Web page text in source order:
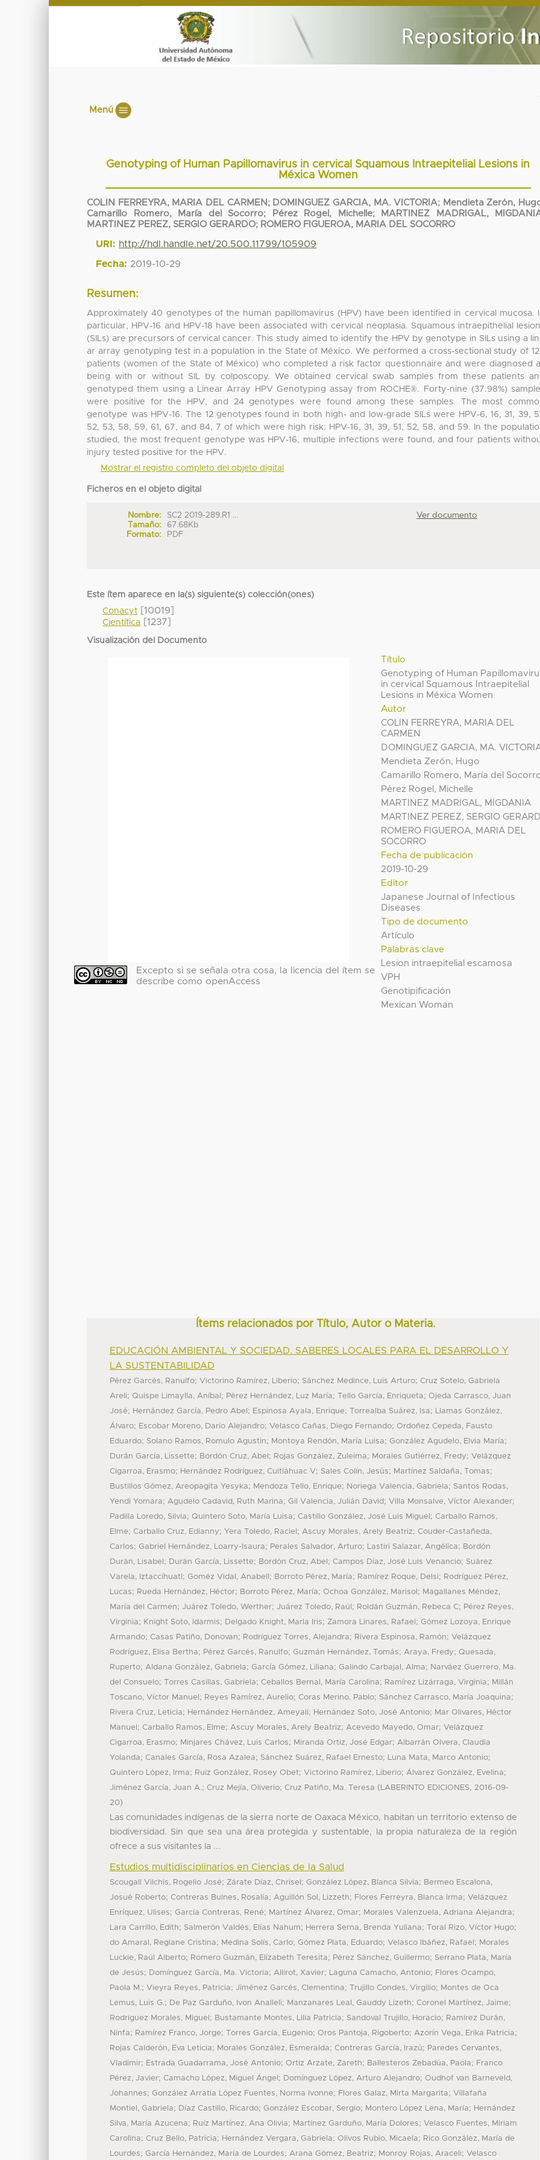
Menú
Genotyping of Human Papillomavirus in cervical Squamous Intraepitelial Lesions in
Méxica Women
COLIN FERREYRA, MARIA DEL CARMEN ; DOMINGUEZ GARCIA, MA. VICTORIA; Mendieta Zerón,
Camarillo Romero, María del Socorro; Pérez Rogel, Michelle;
MARTINEZ MADRIGAL,
MARTINEZ PEREZ, SERGIO GERARDO; ROMERO FIGUEROA, MARIA DEL SOCORRO
URI: http://hdl.handle.net/20.500.11799/105909
Fecha: 2019-10-29
Resumen:
Approximately 40 genotypes of the human papillomavirus (HPV) have been identified in cervical mucosa.
particular, HPV-16 and HPV-18 have been associated with cervical neoplasia. Squamous intraepithelial
(SILs) are precursors of cervical cancer. This study aimed to identify the HPV by genotype in SILs using a
ar array genotyping test in a population in the State of México. We performed a cross-sectional study of
patients (women of the State of México) who completed a risk factor questionnaire and were diagnosed
being with or without SIL by colposcopy. We obtained cervical swab samples from these patients
genotyped them using a Linear Array HPV Genotyping assay from ROCHE®. Forty-nine (37.98%)
were positive for the HPV, and 24 genotypes were found among these samples. The most
genotype was HPV-16. The 12 genotypes found in both high- and low-grade SILs were HPV-6, 16, 31, 39,
52, 53, 58, 59, 61, 67, and 84, 7 of which were high risk: HPV-16, 31, 39, 51, 52, 58, and 59. In the
studied, the most frequent genotype was HPV-16, multiple infections were found, and four patients
injury tested positive for the HPV.
Mostrar el registro completo del objeto digital
Ficheros en el objeto digital
Nombre:
SC2 2019-289.R1 ...
Tamaño:
67.68Kb
Formato:
PDF
Ver documento
Este ítem aparece en la(s) siguiente(s) colección(ones)
Conacyt [10019]
Científica [1237]
Visualización del Documento
Título
Genotyping of Human
in cervical Squamous Intraepitelial
Lesions in Méxica Women
Autor
COLIN FERREYRA, MARIA DEL
CARMEN
DOMINGUEZ GARCIA, MA.
Mendieta Zerón, Hugo
Camarillo Romero, María del
Pérez Rogel, Michelle
MARTINEZ MADRIGAL, MIGDANIA
MARTINEZ PEREZ, SERGIO
ROMERO FIGUEROA, MARIA DEL
SOCORRO
Fecha de publicación
2019-10-29
Editor
Japanese Journal of Infectious
Diseases
Tipo de documento
Artículo
Palabras clave
Lesion intraepitelial escamosa
VPH
Genotipificación
Mexican Woman
Excepto si se señala otra cosa, la licencia del ítem se
describe como openAccess
Ítems relacionados por Título, Autor o Materia.
EDUCACIÓN AMBIENTAL Y SOCIEDAD. SABERES LOCALES PARA EL DESARROLLO Y
LA SUSTENTABILIDAD
Pérez Garcés, Ranulfo; Victorino Ramírez, Liberio; Sánchez Medince, Luis Arturo; Cruz Sotelo, Gabriela
Areli; Quispe Limaylla, Aníbal ; Pérez Hernández, Luz María; Tello García, Enriqueta; Ojeda Carrasco, Juan
José; Hernández García, Pedro Abel ; Espinosa Ayala, Enrique; Torrealba Suárez, Isa; Llamas González,
Álvaro; Escobar Moreno, Darío Alejandro; Velasco Cañas, Diego Fernando; Ordoñez Cepeda, Fausto
Eduardo; Solano Ramos, Romulo Agustin; Montoya Rendón, María Luisa; González Agudelo, Elvia María;
Durán García, Lissette; Bordón Cruz, Abel ; Rojas González, Zuleima; Morales Gutiérrez, Fredy; Velázquez
Cigarroa, Erasmo; Hernández Rodríguez, Cuitláhuac V; Sales Colín, Jesús; Martínez Saldaña, Tomas;
Bustillos Gómez, Areopagita Yesyka; Mendoza Tello, Enrique; Noriega Valencia, Gabriela; Santos Rodas,
Yendi Yomara; Agudelo Cadavid, Ruth Marina; Gil Valencia, Julián David; Villa Monsalve, Víctor Alexander;
Padilla Loredo, Silvia; Quintero Soto, María Luisa; Castillo González, José Luis Miguel ; Carballo Ramos,
Elme; Carballo Cruz, Edianny; Yera Toledo, Raciel ; Ascuy Morales, Arely Beatriz; Couder-Castañeda,
Carlos; Gabriel Hernández, Loarry-Isaura; Perales Salvador, Arturo; Lastiri Salazar, Angélica; Bordón
Durán, Lisabel ; Durán García, Lissette; Bordón Cruz, Abel ; Campos Díaz, José Luis Venancio; Suárez
Varela, Iztaccíhuatl ; Goméz Vidal, Anabell ; Borroto Pérez, María; Ramírez Roque, Delsi; Rodríguez Pérez,
Lucas; Rueda Hernández, Héctor; Borroto Pérez, María; Ochoa González, Marisol ; Magallanes Méndez,
María del Carmen; Juárez Toledo, Werther; Juárez Toledo, Raúl ; Roldán Guzmán, Rebeca C; Pérez Reyes,
Virginia; Knight Soto, Idarmis; Delgado Knight, Marla Iris; Zamora Linares, Rafael ; Gómez Lozoya, Enrique
Armando; Casas Patiño, Donovan; Rodríguez Torres, Alejandra; Rivera Espinosa, Ramón; Velázquez
Rodríguez, Elisa Bertha; Pérez Garcés, Ranulfo; Guzmán Hernández, Tomás; Araya, Fredy; Quesada,
Ruperto; Aldana González, Gabriela; García Gómez, Liliana; Galindo Carbajal, Alma; Narváez Guerrero, Ma.
del Consuelo; Torres Casillas, Gabriela; Ceballos Bernal, María Carolina; Ramírez Lizárraga, Virginia; Millán
Toscano, Víctor Manuel ; Reyes Ramírez, Aurelio; Coras Merino, Pablo; Sánchez Carrasco, María Joaquina;
Rivera Cruz, Leticia; Hernández Hernández, Ameyali; Hernández Soto, José Antonio; Mar Olivares, Héctor
Manuel ; Carballo Ramos, Elme; Ascuy Morales, Arely Beatriz; Acevedo Mayedo, Omar; Velázquez
Cigarroa, Erasmo; Minjares Chávez, Luis Carlos; Miranda Ortiz, José Edgar; Albarrán Olvera, Claudia
Yolanda; Canales García, Rosa Azalea; Sánchez Suárez, Rafael Ernesto; Luna Mata, Marco Antonio;
Quintero López, Irma; Ruiz González, Rosey Obet; Victorino Ramírez, Liberio; Álvarez González, Evelina;
Jiménez García, Juan A.; Cruz Mejía, Oliverio; Cruz Patiño, Ma. Teresa ( LABERINTO EDICIONES, 2016-09-
20)
Las comunidades indígenas de la sierra norte de Oaxaca México, habitan un territorio extenso de
biodiversidad. Sin que sea una área protegida y sustentable, la propia naturaleza de la región
ofrece a sus visitantes la ...
Estudios multidisciplinarios en Ciencias de la Salud
Scougall Vilchis, Rogelio José; Zárate Díaz, Chrisel ; González López, Blanca Silvia; Bermeo Escalona,
Josué Roberto; Contreras Bulnes, Rosalía; Aguillón Sol, Lizzeth; Flores Ferreyra, Blanca Irma; Velázquez
Enríquez, Ulises; García Contreras, René; Martínez Álvarez, Omar; Morales Valenzuela, Adriana Alejandra;
Lara Carrillo, Edith; Salmerón Valdés, Elías Nahum; Herrera Serna, Brenda Yuliana; Toral Rizo, Víctor Hugo;
do Amaral, Regiane Cristina; Medina Solís, Carlo; Gómez Plata, Eduardo; Velasco Ibáñez, Rafael ; Morales
Luckie, Raúl Alberto; Romero Guzmán, Elizabeth Teresita; Pérez Sánchez, Guillermo; Serrano Plata, María
de Jesús; Domínguez García, Ma. Victoria; Allirot, Xavier; Laguna Camacho, Antonio; Flores Ocampo,
Paola M.; Vieyra Reyes, Patricia; Jiménez Garcés, Clementina; Trujillo Condes, Virgilio; Montes de Oca
Lemus, Luis G.; De Paz Garduño, Ivon Analleli; Manzanares Leal, Gauddy Lizeth; Coronel Martínez, Jaime;
Rodríguez Morales, Miguel ; Bustamante Montes, Lilia Patricia; Sandoval Trujillo, Horacio; Ramírez Durán,
Ninfa; Ramírez Franco, Jorge; Torres García, Eugenio; Oros Pantoja, Rigoberto; Azorín Vega, Erika Patricia;
Rojas Calderón, Eva Leticia; Morales González, Esmeralda; Contreras García, Irazú; Paredes Cervantes,
Vladimir; Estrada Guadarrama, José Antonio; Ortiz Arzate, Zareth; Ballesteros Zebadúa, Paola; Franco
Pérez, Javier; Camacho López, Miguel Ángel ; Domínguez López, Arturo Alejandro; Oudhof van Barneveld,
Johannes; González Arratia López Fuentes, Norma Ivonne; Flores Galaz, Mirta Margarita; Villafaña
Montiel, Gabriela; Díaz Castillo, Ricardo; González Escobar, Sergio; Montero López Lena, María; Hernández
Silva, María Azucena; Ruíz Martínez, Ana Olivia; Martínez Garduño, María Dolores; Velasco Fuentes, Miriam
Carolina; Cruz Bello, Patricia; Hernández Vergara, Gabriela; Olivos Rubio, Micaela; Rico González, María de
Lourdes; García Hernández, María de Lourdes; Arana Gómez, Beatriz; Monroy Rojas, Araceli; Velasco